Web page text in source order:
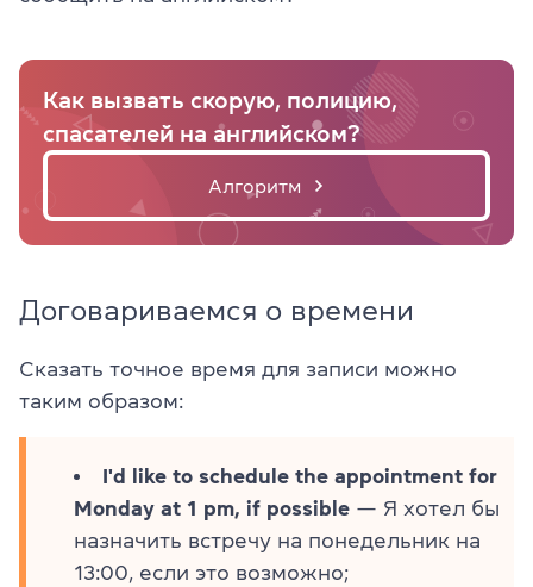
Как вызвать скорую, полицию,
спасателей на английском?
Алгоритм
Договариваемся о времени
Сказать точное время для записи можно
таким образом:
I'd like to schedule the appointment for
Monday at 1 pm, if possible — Я хотел бы
назначить встречу на понедельник на
13:00, если это возможно;